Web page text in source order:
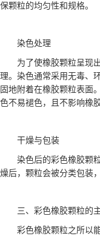
保颗粒的均匀性和规格。
染色处理
为了使橡胶颗粒呈现
理。染色通常采用无毒、
固地附着在橡胶颗粒表面
色不易褪色，且不影响橡
干燥与包装
染色后的彩色橡胶颗
燥后，颗粒会被分类包装
三、彩色橡胶颗粒的
彩色橡胶颗粒之所以